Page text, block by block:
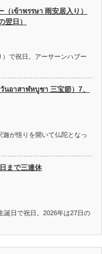
เข้าพรรษา 雨安居入り）
翌日）
で祝日。アーサーンハブー
นอาสาฬหบูชา 三宝節）7、
が悟りを開いて仏陀となっ
まで三連休
日で祝日。2026年は27日の